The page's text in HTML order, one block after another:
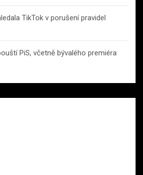
TikTok v porušení pravidel
PiS, včetně bývalého premiéra